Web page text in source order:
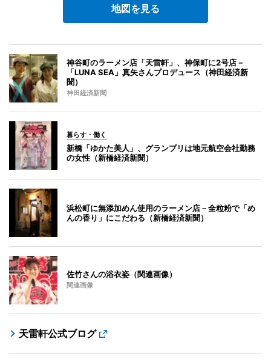
地図を見る
神谷町のラーメン店「天雷軒」、神保町に2号店－
「LUNA SEA」真矢さんプロデュース（神田経済新
聞）
神田経済新聞
暮らす・働く
新橋「ゆかた美人」、グランプリは地元航空会社勤務
の女性（新橋経済新聞）
浜松町に無添加めん使用のラーメン店－全粒粉で「め
んの香り」にこだわる（新橋経済新聞）
佐竹さんの浴衣姿（関連画像）
関連画像
天雷軒公式ブログ